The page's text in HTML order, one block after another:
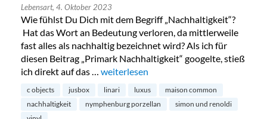
Lebensart, 4. Oktober 2023
Wie fühlst Du Dich mit dem Begriff „Nachhaltigkeit“?
Hat das Wort an Bedeutung verloren, da mittlerweile
fast alles als nachhaltig bezeichnet wird? Als ich für
diesen Beitrag „Primark Nachhaltigkeit“ googelte, stieß
ich direkt auf das … „Nachhaltigkeit und Luxus – ein
weiterlesen
c objects jusbox linari luxus
maison common
nachhaltigkeit
nymphenburg porzellan
simon und renoldi